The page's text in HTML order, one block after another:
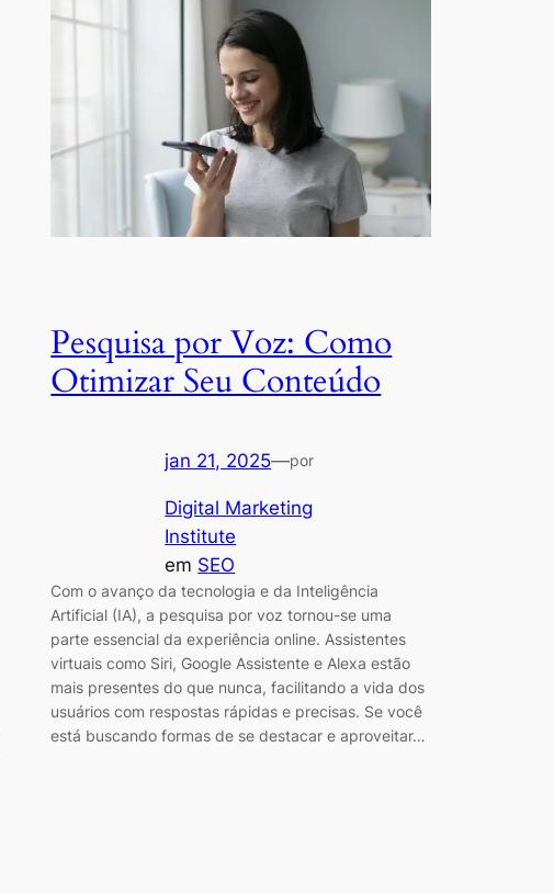
Pesquisa por Voz: Como
Otimizar Seu Conteúdo
jan 21, 2025—por
Digital Marketing
Institute
em SEO
Com o avanço da tecnologia e da Inteligência
Artificial (IA), a pesquisa por voz tornou-se uma
parte essencial da experiência online. Assistentes
virtuais como Siri, Google Assistente e Alexa estão
mais presentes do que nunca, facilitando a vida dos
usuários com respostas rápidas e precisas. Se você
está buscando formas de se destacar e aproveitar…